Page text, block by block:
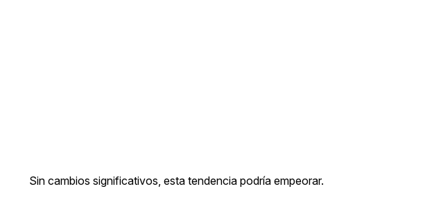
Sin cambios significativos, esta tendencia podría empeorar.